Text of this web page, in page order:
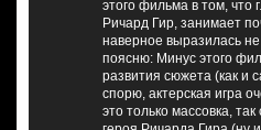
этого фильма в том, что
Ричард Гир, занимает
наверное выразилась
поясню: Минус этого
развития сюжета (как и
спорю, актерская игра
это только массовка,